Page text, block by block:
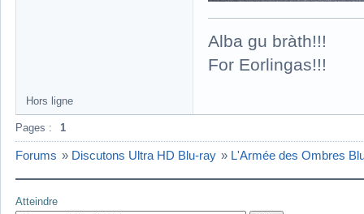
Alba gu bràth!!!
For Eorlingas!!!
Hors ligne
Pages : 1
Forums » Discutons Ultra HD Blu-ray » L'Armée des Ombres
Atteindre